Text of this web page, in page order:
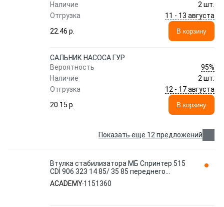
Наличие
2 шт.
Отгрузка
11 - 13 августа
22.46 p.
В корзину
САЛЬНИК НАСОСА ГУР
Вероятность
95%
Наличие
2 шт.
Отгрузка
12 - 17 августа
20.15 p.
В корзину
Показать еще 12 предложений
Втулка стабилизатора МБ Спринтер 515
CDI 906 323 14 85/ 35 85 переднего
1151360 ACADEMY
ACADEMY1151360